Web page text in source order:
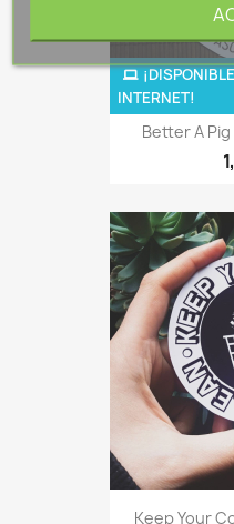
Better A
INTERNET!
Keep Your